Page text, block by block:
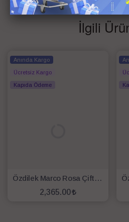
İlgili
Anında Kargo
Ücretsiz Kargo
Kapıda Ödeme
Özdilek Marco Rosa Çift Kişilik Nevresim Takımı Beyaz
2,365.00